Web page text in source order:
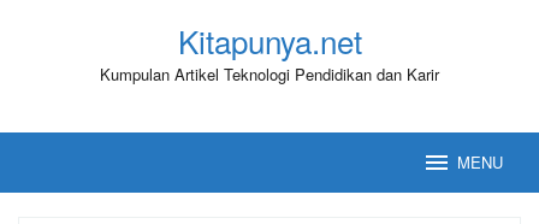
Kitapunya.net
Kumpulan Artikel Teknologi Pendidikan dan Karir
MENU